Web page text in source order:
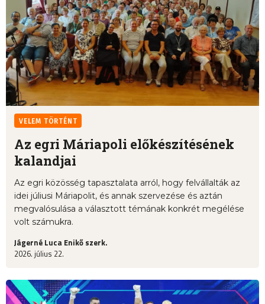
VELEM TÖRTÉNT
Az egri Máriapoli előkészítésének
kalandjai
Az egri közösség tapasztalata arról, hogy felvállalták az
idei júliusi Máriapolit, és annak szervezése és aztán
megvalósulása a választott témának konkrét megélése
volt számukra.
Jágerné Luca Enikő szerk.
2026. július 22.